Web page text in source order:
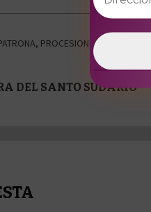
, PROCESION SEPTIEMBRE
DEL SANTO SUDARIO